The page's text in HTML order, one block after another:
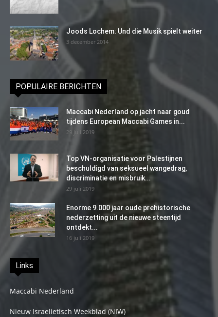
Joods Lochem: Und die Musik spielt weiter
3 december 2014
POPULAIRE BERICHTEN
Maccabi Nederland op jacht naar goud
tijdens European Maccabi Games in...
29 juli 2019
Top VN-organisatie voor Palestijnen
beschuldigd van seksueel wangedrag,
discriminatie en misbruik...
29 juli 2019
Enorme 9.000 jaar oude prehistorische
nederzetting uit de nieuwe steentijd
ontdekt...
16 juli 2019
Links
Maccabi Nederland
Nieuw Israelietisch Weekblad (NIW)